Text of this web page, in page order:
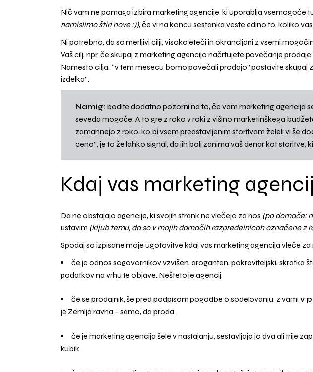
Nič vam ne pomaga izbira marketing agencije, ki uporablja vsemogoče
namislimo štiri nove :)), če vi na koncu sestanka veste edino to, koliko
Ni potrebno, da so merljivi cilji, visokoleteči in okrancljani z vsemi
Vaš cilj, npr. če skupaj z marketing agencijo načrtujete povečanje prodaje
Namesto cilja: “v tem mesecu bomo povečali prodajo” postavite
izdelka”.
Namig: bodite dodatno pozorni na to, če vam marketing agencija
seveda mogoče. A to gre z roko v roki z višino marketinškega
zamahnejo z roko, ko bi vsem predstavljenim storitvam želeli vi še
ceno”, je to že lahko signal, da jih bolj zanima vaš denar kot storitve,
Kdaj vas marketing
Da ne obstajajo agencije, ki svojih strank ne vlečejo za nos (po domače:
ustavim (kljub temu, da so v mojih domačih razpredelnicah označene z
Spodaj so izpisane moje ugotovitve kdaj vas marketing agencija vleče za
če je odnos sogovornikov vzvišen, aroganten, pokroviteljski, skratka
podatkov na vrhu te objave. Nešteto je agencij.
če se prodajnik, še pred podpisom pogodbe o sodelovanju, z vami v
je Zemlja ravna – samo, da proda.
če je marketing agencija šele v nastajanju, sestavljajo jo dva ali trije
kubik.